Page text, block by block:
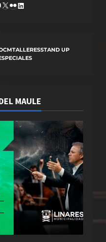
X FlickrLinkedIn
TALLERESSTAND UP
MAULE